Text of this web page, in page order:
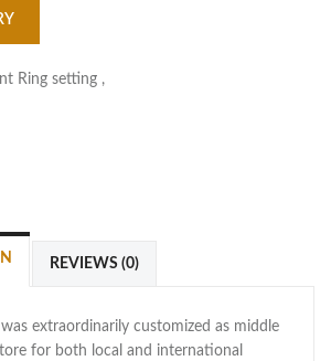
Ring setting ,
REVIEWS (0)
was extraordinarily customized as middle
for both local and international